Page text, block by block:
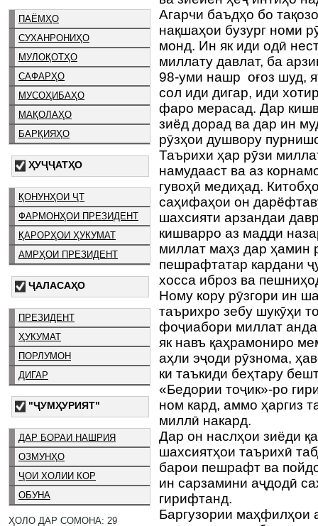
ПАЁМҲО
СУХАНРОНИҲО
МУЛОҚОТҲО
САФАРҲО
МУСОҲИБАҲО
МАҚОЛАҲО
БАРҚИЯҲО
ҲУҶҶАТҲО
ҚОНУНҲОИ ҶТ
ФАРМОНҲОИ ПРЕЗИДЕНТ
ҚАРОРҲОИ ҲУКУМАТ
АМРҲОИ ПРЕЗИДЕНТ
ҶАЛАСАҲО
ПРЕЗИДЕНТ
ҲУКУМАТ
ПОРЛУМОН
ДИГАР
"ҶУМҲУРИЯТ"
ДАР БОРАИ НАШРИЯ
ОЗМУНҲО
ҶОИ ХОЛИИ КОР
ОБУНА
ҲОЛО ДАР СОМОНА: 29
Агарчи баъдҳо бо
нақшаҳои бузург номи
монд. Ин як иди одӣ
миллату давлат, ба
98-уми нашр оғоз шуд,
сол иди дигар, иди
фаро мерасад. Дар
зиёд дорад ва дар ин
рӯзҳои душвору
Таърихи ҳар рӯзи
намудааст ва аз
гувоҳӣ медиҳад.
саҳифаҳои он
шахсияти арзандаи
кишварро аз мадди
миллат маҳз дар ҳамин
пешрафтатар кардани
хосса иброз ва
Ному кору рӯзгори ин
таърихро зебу шукӯҳи
фоҷиабори миллат
як навъ қаҳрамониро
аҳли эҷоди рӯзнома,
ки таъкиди беҳтару
«Бедории тоҷик»-ро
ном кард, аммо ҳаргиз
миллӣ накард.
Дар он наслҳои зиёди
шахсиятҳои таърихӣ
барои пешрафт ва
ин сарзамини аҷдодӣ
гирифтанд.
Баргузории маҳфилҳои